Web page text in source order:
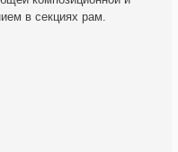
в секциях рам.